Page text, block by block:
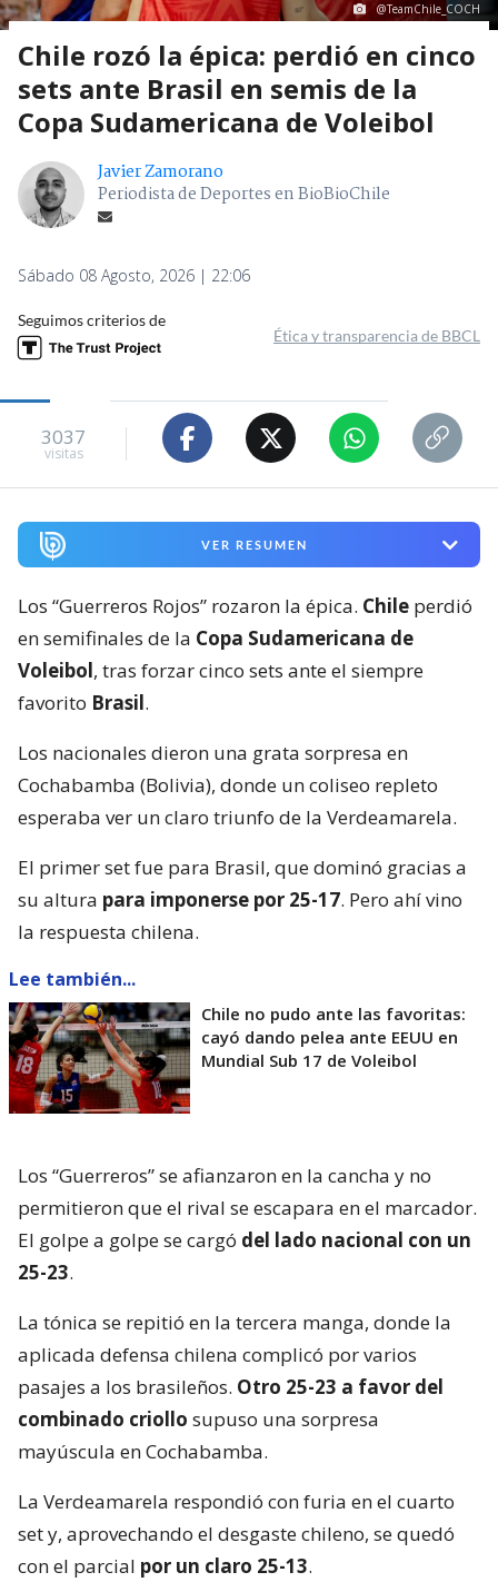
@TeamChile_COCH
Chile rozó la épica: perdió en cinco
sets ante Brasil en semis de la
Copa Sudamericana de Voleibol
Javier Zamorano
Periodista de Deportes en BioBioChile
Sábado 08 Agosto, 2026 | 22:06
Seguimos criterios de
Ética y transparencia de BBCL
3037
visitas
VER RESUMEN
Los “Guerreros Rojos” rozaron la épica. Chile perdió
en semifinales de la Copa Sudamericana de
Voleibol, tras forzar cinco sets ante el siempre
favorito Brasil.
Los nacionales dieron una grata sorpresa en
Cochabamba (Bolivia), donde un coliseo repleto
esperaba ver un claro triunfo de la Verdeamarela.
El primer set fue para Brasil, que dominó gracias a
su altura para imponerse por 25-17. Pero ahí vino
la respuesta chilena.
Lee también...
Chile no pudo ante las favoritas:
cayó dando pelea ante EEUU en
Mundial Sub 17 de Voleibol
Los “Guerreros” se afianzaron en la cancha y no
permitieron que el rival se escapara en el marcador.
El golpe a golpe se cargó del lado nacional con un
25-23.
La tónica se repitió en la tercera manga, donde la
aplicada defensa chilena complicó por varios
pasajes a los brasileños. Otro 25-23 a favor del
combinado criollo supuso una sorpresa
mayúscula en Cochabamba.
La Verdeamarela respondió con furia en el cuarto
set y, aprovechando el desgaste chileno, se quedó
con el parcial por un claro 25-13.